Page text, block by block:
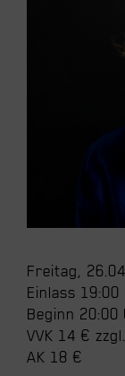
Freitag,
Einlass 19:00
Beginn 20:00
VVK 14 €
AK 18 €